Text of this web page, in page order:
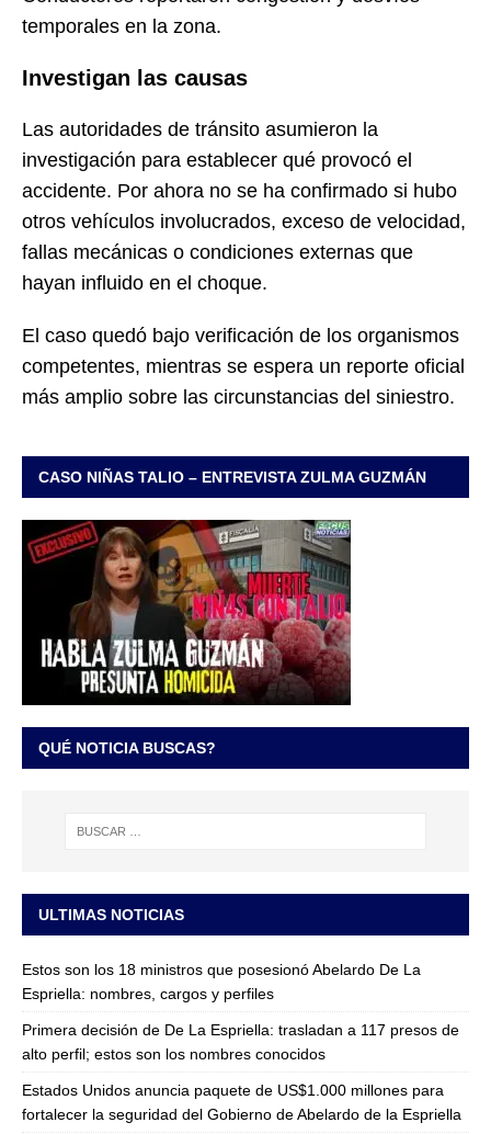
temporales en la zona.
Investigan las causas
Las autoridades de tránsito asumieron la
investigación para establecer qué provocó el
accidente. Por ahora no se ha confirmado si hubo
otros vehículos involucrados, exceso de velocidad,
fallas mecánicas o condiciones externas que
hayan influido en el choque.
El caso quedó bajo verificación de los organismos
competentes, mientras se espera un reporte oficial
más amplio sobre las circunstancias del siniestro.
CASO NIÑAS TALIO – ENTREVISTA ZULMA GUZMÁN
QUÉ NOTICIA BUSCAS?
ULTIMAS NOTICIAS
Estos son los 18 ministros que posesionó Abelardo De La
Espriella: nombres, cargos y perfiles
Primera decisión de De La Espriella: trasladan a 117 presos de
alto perfil; estos son los nombres conocidos
Estados Unidos anuncia paquete de US$1.000 millones para
fortalecer la seguridad del Gobierno de Abelardo de la Espriella